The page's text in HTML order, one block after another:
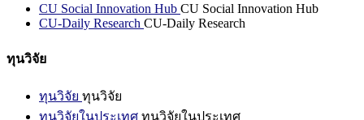
CU Social Innovation Hub CU Social Innovation Hub
CU-Daily Research CU-Daily Research
ทุนวิจัย
ทุนวิจัย ทุนวิจัย
ทุนวิจัยในประเทศ ทุนวิจัยในประเทศ